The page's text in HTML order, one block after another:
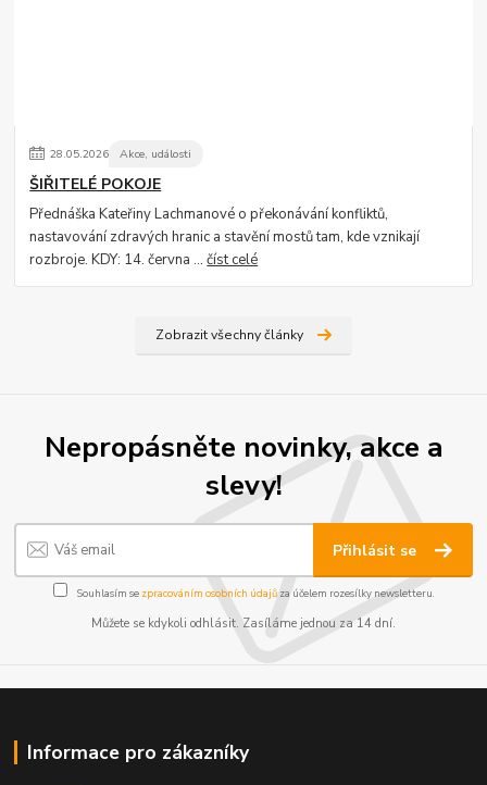
28.05.2026 Akce, události
ŠIŘITELÉ POKOJE
Přednáška Kateřiny Lachmanové o překonávání konfliktů,
nastavování zdravých hranic a stavění mostů tam, kde vznikají
rozbroje. KDY: 14. června ...číst celé
Zobrazit všechny články
Nepropásněte novinky, akce a
slevy!
Přihlásit se
Souhlasím se zpracováním osobních údajůza účelem rozesílky newsletteru.
Můžete se kdykoli odhlásit. Zasíláme jednou za 14 dní.
Informace pro zákazníky